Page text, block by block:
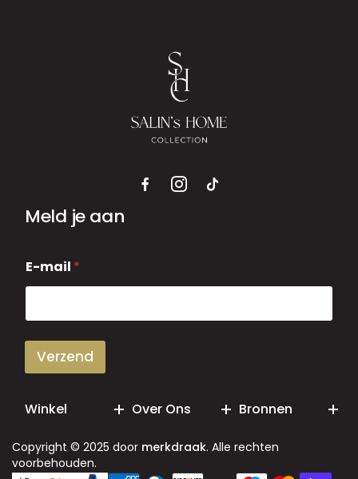
Meld je aan
-
m
i
E-mail *
Verzend
Winkel Over Ons Bronnen
Copyright © 2025 door merkdraak. Alle rechten
voorbehouden.